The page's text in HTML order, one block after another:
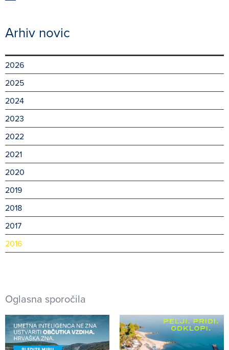
Arhiv novic
2026
2025
2024
2023
2022
2021
2020
2019
2018
2017
2016
Oglasna sporočila